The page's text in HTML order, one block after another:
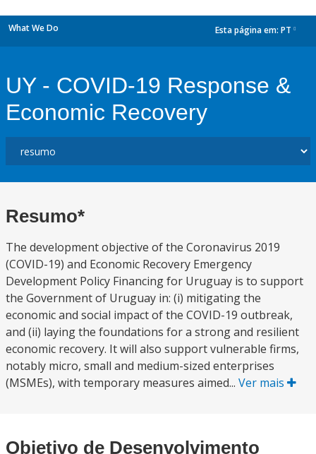
What We Do Esta página em: PT
UY - COVID-19 Response &
Economic Recovery
Resumo*
The development objective of the Coronavirus 2019
(COVID-19) and Economic Recovery Emergency
Development Policy Financing for Uruguay is to support
the Government of Uruguay in: (i) mitigating the
economic and social impact of the COVID-19 outbreak,
and (ii) laying the foundations for a strong and resilient
economic recovery. It will also support vulnerable firms,
notably micro, small and medium-sized enterprises
(MSMEs), with temporary measures aimed... Ver mais
Objetivo de Desenvolvimento